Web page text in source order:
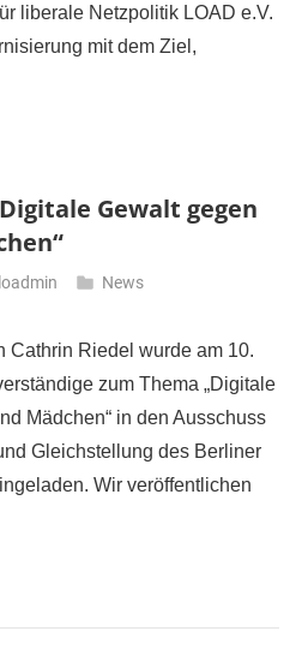
liberale Netzpolitik LOAD e.V.
mit dem Ziel,
Gewalt gegen
loadmin News
Cathrin Riedel wurde am 10.
zum Thema „Digitale
Mädchen“ in den Ausschuss
Gleichstellung des Berliner
Wir veröffentlichen